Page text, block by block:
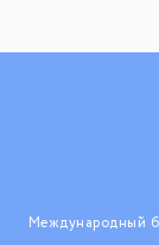
Международный